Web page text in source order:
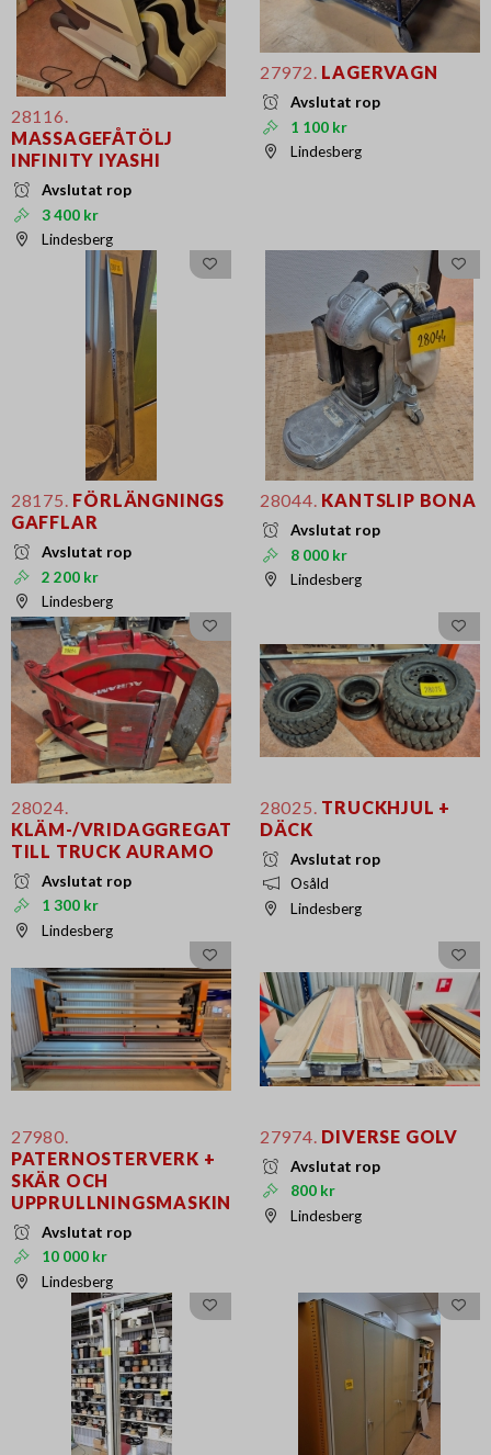
28116.
MASSAGEFÅTÖLJ
INFINITY IYASHI
Avslutat rop
3 400 kr
Lindesberg
27972. LAGERVAGN
Avslutat rop
1 100 kr
Lindesberg
28175. FÖRLÄNGNINGS
GAFFLAR
Avslutat rop
2 200 kr
Lindesberg
28044. KANTSLIP BONA
Avslutat rop
8 000 kr
Lindesberg
28024.
KLÄM-/VRIDAGGREGAT
TILL TRUCK AURAMO
Avslutat rop
1 300 kr
Lindesberg
28025. TRUCKHJUL +
DÄCK
Avslutat rop
Osåld
Lindesberg
27980.
PATERNOSTERVERK +
SKÄR OCH
UPPRULLNINGSMASKIN
Avslutat rop
10 000 kr
Lindesberg
27974. DIVERSE GOLV
Avslutat rop
800 kr
Lindesberg